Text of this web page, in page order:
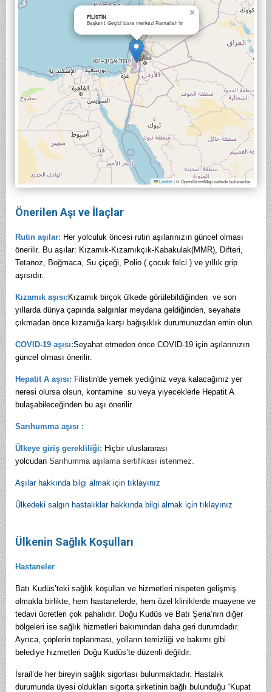
FİLİSTİN
Başkent: Geçici idare merkezi Ramallah’tır
×
Leaflet|© OpenStreetMap katkıda bulunanlar
Önerilen Aşı ve İlaçlar
Rutin aşılar: Her yolculuk öncesi rutin aşılarınızın güncel olması
önerilir. Bu aşılar: Kızamık-Kızamıkçık-Kabakulak(MMR), Difteri,
Tetanoz, Boğmaca, Su çiçeği, Polio ( çocuk felci ) ve yıllık grip
aşısıdır.
Kızamık aşısı: Kızamık birçok ülkede görülebildiğinden ve son
yıllarda dünya çapında salgınlar meydana geldiğinden, seyahate
çıkmadan önce kızamığa karşı bağışıklık durumunuzdan emin olun.
COVID-19 aşısı:Seyahat etmeden önce COVID-19 için aşılarınızın
güncel olması önerilir.
Hepatit A aşısı: Filistin'de yemek yediğiniz veya kalacağınız yer
neresi olursa olsun, kontamine su veya yiyeceklerle Hepatit A
bulaşabileceğinden bu aşı önerilir
Sarıhumma aşısı :
Ülkeye giriş gerekliliği: Hiçbir uluslararası
yolcudan Sarıhumma aşılama sertifikası istenmez.
Aşılar hakkında bilgi almak için tıklayınız
Ülkedeki salgın hastalıklar hakkında bilgi almak için tıklayınız
Ülkenin Sağlık Koşulları
Hastaneler
Batı Kudüs’teki sağlık koşulları ve hizmetleri nispeten gelişmiş
olmakla birlikte, hem hastanelerde, hem özel kliniklerde muayene ve
tedavi ücretleri çok pahalıdır. Doğu Kudüs ve Batı Şeria’nın diğer
bölgeleri ise sağlık hizmetleri bakımından daha geri durumdadır.
Ayrıca, çöplerin toplanması, yolların temizliği ve bakımı gibi
belediye hizmetleri Doğu Kudüs’te düzenli değildir.
İsrail’de her bireyin sağlık sigortası bulunmaktadır. Hastalık
durumunda üyesi oldukları sigorta şirketinin bağlı bulunduğu “Kupat